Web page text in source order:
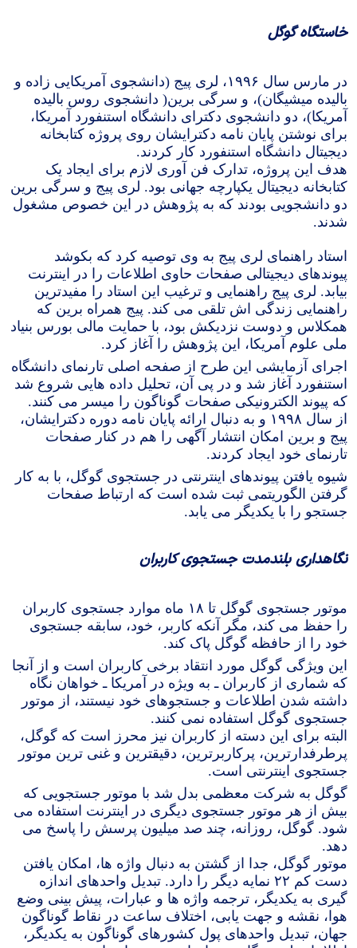
خاستگاه گوگل
در مارس سال ۱۹۹۶، لری پیج (دانشجوی آمریکایی زاده و
بالیده میشیگان)، و سرگی برین( دانشجوی روس بالیده
آمریکا)،‌ دو دانشجوی دکترای دانشگاه استنفورد آمریکا،
برای نوشتن پایان نامه دکترایشان روی پروژه کتابخانه
دیجیتال دانشگاه استنفورد کار کردند.
هدف این پروژه، تدارک فن آوری لازم برای ایجاد یک
کتابخانه دیجیتال یکپارچه جهانی بود. لری پیج و سرگی برین
دو دانشجویی بودند که به پژوهش در این خصوص مشغول
شدند.
استاد راهنمای لری پیج به وی توصیه کرد که بکوشد
پیوندهای دیجیتالی صفحات حاوی اطلاعات را در اینترنت
بیابد. لری پیج راهنمایی و ترغیب این استاد را مفیدترین
راهنمایی زندگی اش تلقی می کند. پیج همراه برین که
همکلاس و دوست نزدیکش بود، با حمایت مالی بورس بنیاد
ملی علوم آمریکا، این پژوهش را آغاز کرد.
اجرای آزمایشی این طرح از صفحه اصلی تارنمای دانشگاه
استنفورد آغاز شد و در پی آن، تحلیل داده هایی شروع شد
که پیوند الکترونیکی صفحات گوناگون را میسر می کنند.
از سال ۱۹۹۸ و به دنبال ارائه پایان نامه دوره دکترایشان،
پیج و برین امکان انتشار آگهی را هم در کنار صفحات
تارنمای خود ایجاد کردند.
شیوه یافتن پیوندهای اینترنتی در جستجوی گوگل، با به کار
گرفتن الگوریتمی ثبت شده است که ارتباط صفحات
جستجو را با یکدیگر می یابد.
نگاهداری بلندمدت جستجوی کاربران
موتور جستجوی گوگل تا ۱۸ ماه موارد جستجوی کاربران
را حفظ می کند، مگر آنکه کاربر، خود، سابقه جستجوی
خود را از حافظه گوگل پاک کند.
این ویژگی گوگل مورد انتقاد برخی کاربران است و از آنجا
که شماری از کاربران ـ به ویژه در آمریکا ـ خواهان نگاه
داشته شدن اطلاعات و جستجوهای خود نیستند، از موتور
جستجوی گوگل استفاده نمی کنند.
البته برای این دسته از کاربران نیز محرز است که گوگل،
پرطرفدارترین، پرکاربرترین، دقیقترین و غنی ترین موتور
جستجوی اینترنتی است.
گوگل به شرکت معظمی بدل شد با موتور جستجویی که
بیش از هر موتور جستجوی دیگری در اینترنت استفاده می
شود. گوگل، روزانه، چند صد میلیون پرسش را پاسخ می
دهد.
موتور گوگل، جدا از گشتن به دنبال واژه ها، امکان یافتن
دست کم ۲۲ نمایه دیگر را دارد. تبدیل واحدهای اندازه
گیری به یکدیگر، ترجمه واژه ها و عبارات، پیش بینی وضع
هوا، نقشه و جهت یابی، اختلاف ساعت در نقاط گوناگون
جهان، تبدیل واحدهای پول کشورهای گوناگون به یکدیگر،